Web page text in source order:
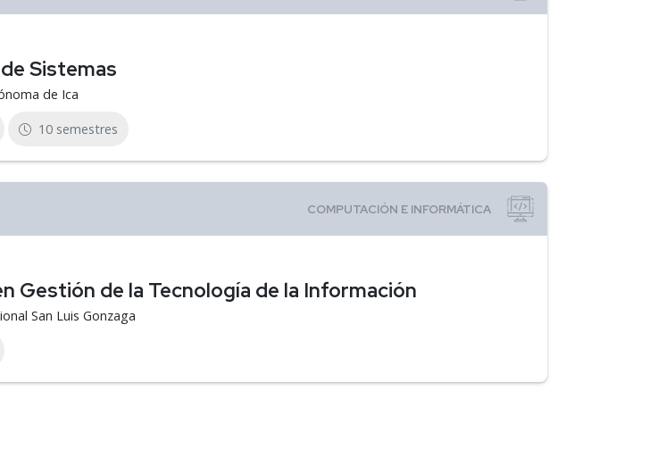
Sistemas
de Ica
10 semestres
Gestión de la Tecnología de la Información
San Luis Gonzaga